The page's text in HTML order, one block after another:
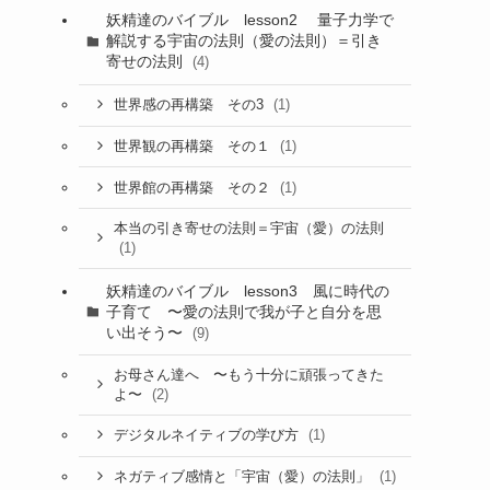
妖精達のバイブル lesson2 量子力学で
解説する宇宙の法則（愛の法則）＝引き
寄せの法則
(4)
世界感の再構築 その3 (1)
世界観の再構築 その１ (1)
世界館の再構築 その２ (1)
本当の引き寄せの法則＝宇宙（愛）の法則
(1)
妖精達のバイブル lesson3 風に時代の
子育て 〜愛の法則で我が子と自分を思
い出そう〜
(9)
お母さん達へ 〜もう十分に頑張ってきた
よ〜
(2)
デジタルネイティブの学び方 (1)
ネガティブ感情と「宇宙（愛）の法則」 (1)